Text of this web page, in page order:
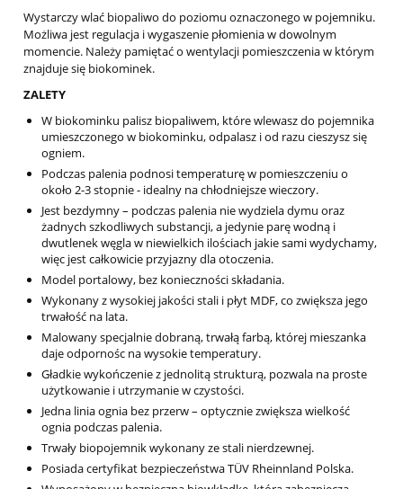
Wystarczy wlać biopaliwo do poziomu oznaczonego w pojemniku.
Możliwa jest regulacja i wygaszenie płomienia w dowolnym
momencie. Należy pamiętać o wentylacji pomieszczenia w którym
znajduje się biokominek.
ZALETY
W biokominku palisz biopaliwem, które wlewasz do pojemnika
umieszczonego w biokominku, odpalasz i od razu cieszysz się
ogniem.
Podczas palenia podnosi temperaturę w pomieszczeniu o
około 2-3 stopnie - idealny na chłodniejsze wieczory.
Jest bezdymny – podczas palenia nie wydziela dymu oraz
żadnych szkodliwych substancji, a jedynie parę wodną i
dwutlenek węgla w niewielkich ilościach jakie sami wydychamy,
więc jest całkowicie przyjazny dla otoczenia.
Model portalowy, bez konieczności składania.
Wykonany z wysokiej jakości stali i płyt MDF, co zwiększa jego
trwałość na lata.
Malowany specjalnie dobraną, trwałą farbą, której mieszanka
daje odpornośc na wysokie temperatury.
Gładkie wykończenie z jednolitą strukturą, pozwala na proste
użytkowanie i utrzymanie w czystości.
Jedna linia ognia bez przerw – optycznie zwiększa wielkość
ognia podczas palenia.
Trwały biopojemnik wykonany ze stali nierdzewnej.
Posiada certyfikat bezpieczeństwa TÜV Rheinnland Polska.